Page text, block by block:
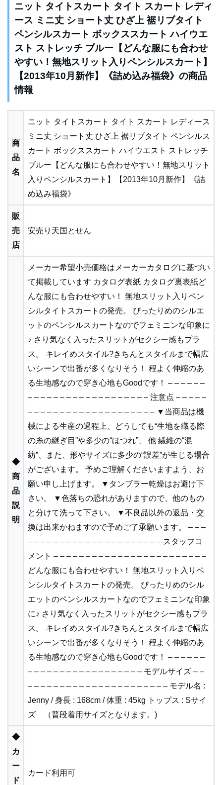
ニット タイトスカート タイト スカート レディ
ース ミニ丈 ショート丈 ひざ上 裾リブタイト
ペンシルスカート ボックススカート ハイウエ
スト ストレッチ ブルー【どんな服にも合わせ
やすい！無地スリット入りペンシルスカート】
【2013年10月新作】《詰め込み福袋》の商品
情報
商
品
名
ニット タイトスカート タイト スカート レディース
ミニ丈 ショート丈 ひざ上 裾リブタイト ペンシルス
カート ボックススカート ハイウエスト ストレッチ
ブルー【どんな服にも合わせやすい！無地スリット
入りペンシルスカート】【2013年10月新作】《詰
め込み福袋》
販
売
店
安売り天国とせん
◆
商
品
説
明
メーカー希望小売価格はメーカーカタログに基づい
て掲載しています カタログ表紙 カタログ裏表紙ど
んな服にも合わせやすい！ 無地スリット入りペン
シルタイトスカートの発売。 ぴったりめのシルエ
ットのペンシルスカートなのでフェミニンな印象に
♪ さり気なく入ったスリットがセクシー感もプラ
ス。 キレイめスタイル?きちんとスタイルまで幅広
いシーンで出番が多くなりそう！ 程よく伸縮のあ
る生地感なので穿き心地もGoodです！ – – – – – –
– – – – – – – – – – – – – – – – – – – 注意点 – – – – –
– – – – – – – – – – – – – – – – – – – – ▼当商品は機
械による生産の過程上、どうしても“生地を織る際
の糸の継ぎ目”や多少の“ほつれ”、 他 繊維の“混
紡”、また、形やサイズに多少の“誤差”が生じる場合
がございます。 予めご理解くださいますよう、お
願い申し上げます。 ▼タンブラー乾燥はお避け下
さい。 ▼色落ちの恐れがありますので、他のもの
と分けて洗って下さい。 ▼不良品以外の返品・交
換は出来かねますので予めご了承願います。 – – –
– – – – – – – – – – – – – – – – – – – – – スタッフコ
メント – – – – – – – – – – – – – – – – – – – – – – – –
どんな服にも合わせやすい！ 無地スリット入りペ
ンシルタイトスカートの発売。 ぴったりめのシル
エットのペンシルスカートなのでフェミニンな印象
に♪ さり気なく入ったスリットがセクシー感もプラ
ス。 キレイめスタイル?きちんとスタイルまで幅広
いシーンで出番が多くなりそう！ 程よく伸縮のあ
る生地感なので穿き心地もGoodです！ – – – – – –
– – – – – – – – – – – – – – – – – – モデルサイズ – –
– – – – – – – – – – – – – – – – – – – – – – モデル名 :
Jenny / 身長 : 168cm / 体重 : 45kg トップス : Sサイ
ズ （普段着用サイズとなります。)
◆
カ
ー
ド
カード利用可